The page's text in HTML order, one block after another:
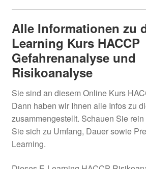
Alle Informationen zu
Learning Kurs HACCP
Gefahrenanalyse und
Risikoanalyse
Sie sind an diesem Online Kurs
Dann haben wir Ihnen alle Infos zu
zusammengestellt. Schauen Sie
Sie sich zu Umfang, Dauer sowie
Learning.